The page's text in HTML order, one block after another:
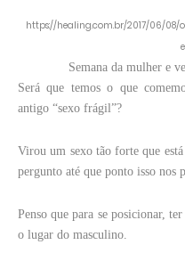
https://healing.com.br/2017/06/
Semana da mulher e
Será que temos o que
antigo “sexo frágil”?
Virou um sexo tão forte que
pergunto até que ponto isso nos
Penso que para se posicionar,
o lugar do masculino.